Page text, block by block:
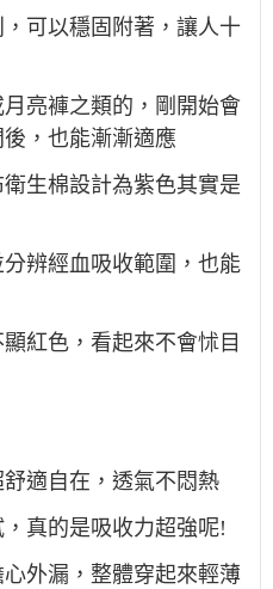
可以穩固附著，讓人十
亮褲之類的，剛開始會
，也能漸漸適應
生棉設計為紫色其實是
辨經⾎吸收範圍，也能
紅⾊，看起來不會怵⽬
適自在，透氣不悶熱
真的是吸收力超強呢!
外漏，整體穿起來輕薄